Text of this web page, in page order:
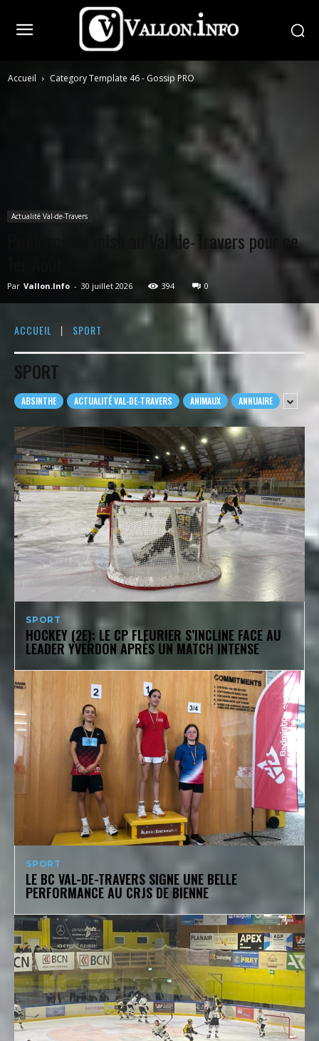
Accueil Category Template 46 - Gossip PRO
Actualité Val-de-Travers
Prudence de mise au Val-de-Travers pour ce
Par Vallon.Info - 30 juillet 2026 394 0
ACCUEIL SPORT
SPORT
ABSINTHE ACTUALITÉ VAL-DE-TRAVERS ANIMAUX ANNUAIRE
SPORT
HOCKEY (2E): LE CP FLEURIER S’INCLINE FACE AU
LEADER YVERDON APRÈS UN MATCH INTENSE
SPORT
LE BC VAL-DE-TRAVERS SIGNE UNE BELLE
PERFORMANCE AU CRJS DE BIENNE